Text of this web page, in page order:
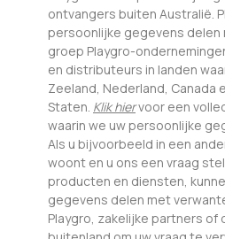
ontvangers buiten Australië.
persoonlijke gegevens delen
groep Playgro-
en distributeurs in landen
Zeeland, Nederland, Canada
Staten. Klik hiervoor een
waarin we uw persoonlijke
Als u bijvoorbeeld in een
woont en u ons een vraag
producten en diensten,
gegevens delen met
Playgro, zakelijke partners